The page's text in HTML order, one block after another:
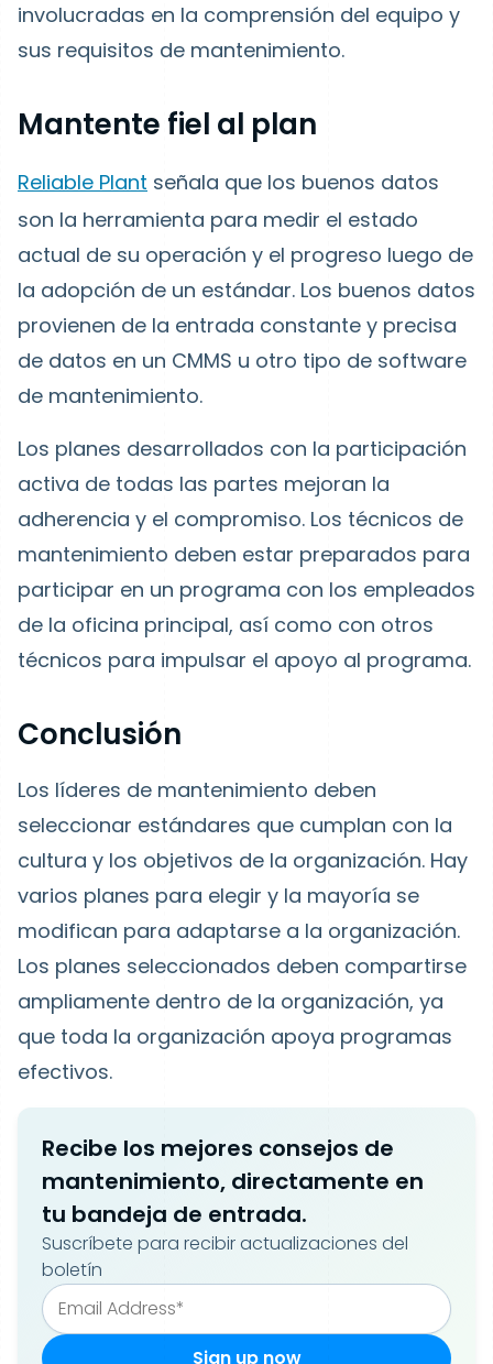
involucradas en la comprensión del equipo y
sus requisitos de mantenimiento.
Mantente fiel al plan
Reliable Plant señala que los buenos datos
son la herramienta para medir el estado
actual de su operación y el progreso luego de
la adopción de un estándar. Los buenos datos
provienen de la entrada constante y precisa
de datos en un CMMS u otro tipo de software
de mantenimiento.
Los planes desarrollados con la participación
activa de todas las partes mejoran la
adherencia y el compromiso. Los técnicos de
mantenimiento deben estar preparados para
participar en un programa con los empleados
de la oficina principal, así como con otros
técnicos para impulsar el apoyo al programa.
Conclusión
Los líderes de mantenimiento deben
seleccionar estándares que cumplan con la
cultura y los objetivos de la organización. Hay
varios planes para elegir y la mayoría se
modifican para adaptarse a la organización.
Los planes seleccionados deben compartirse
ampliamente dentro de la organización, ya
que toda la organización apoya programas
efectivos.
Recibe los mejores consejos de
mantenimiento, directamente en
tu bandeja de entrada.
Suscríbete para recibir actualizaciones del
boletín